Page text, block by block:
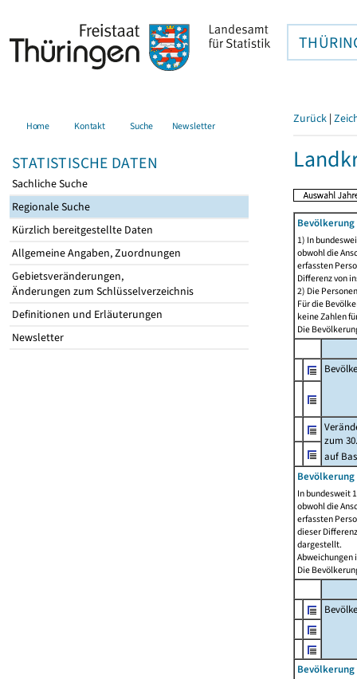
Home Kontakt Suche Newsletter
STATISTISCHE DATEN
Sachliche Suche
Regionale Suche
Kürzlich bereitgestellte Daten
Allgemeine Angaben, Zuordnungen
Gebietsveränderungen,
Änderungen zum Schlüsselverzeichnis
Definitionen und Erläuterungen
Newsletter
Zurück |
1) In
obwohl die
erfassten
Differenz von
2) Die
Für die
keine Zahlen
Die
zum
auf
Bevölkerung
In bundesweit
obwohl die
erfassten
dieser
dargestellt.
Abweichungen
Die